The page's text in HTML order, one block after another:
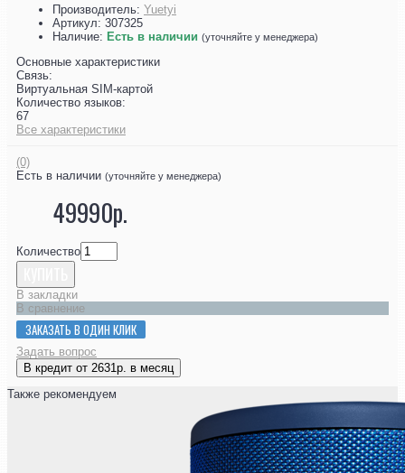
Производитель: Yuetyi
Артикул: 307325
Наличие: Есть в наличии (уточняйте у менеджера)
Основные характеристики
Связь:
Виртуальная SIM-картой
Количество языков:
67
Все характеристики
(0)
Есть в наличии (уточняйте у менеджера)
49990р.
Количество
В закладки
В сравнение
ЗАКАЗАТЬ В ОДИН КЛИК
Задать вопрос
В кредит от 2631р. в месяц
Также рекомендуем